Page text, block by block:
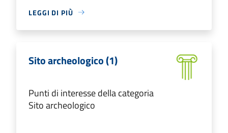
LEGGI DI PIÙ
Sito archeologico (1)
Punti di interesse della categoria
Sito archeologico